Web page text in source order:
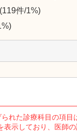
件/1%)
れた診療科目の項目
表示しており、医師